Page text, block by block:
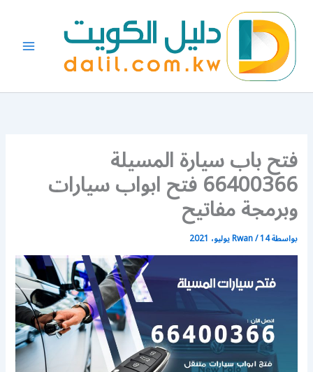
المحتوى
فتح باب سيارة المسيلة
66400366 فتح ابواب سيارات
وبرمجة مفاتيح
بواسطة Rwan/14 يوليو، 2021